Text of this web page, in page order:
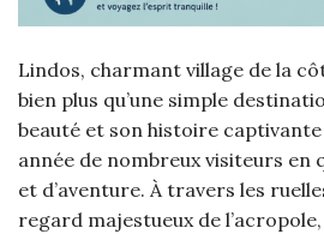
Lindos, charmant village de la
bien plus qu’une simple
beauté et son histoire
année de nombreux visiteurs en
et d’aventure. À travers les
regard majestueux de